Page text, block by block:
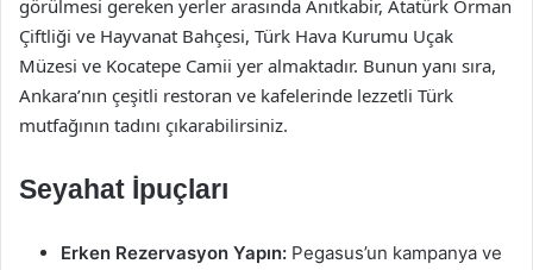
görülmesi gereken yerler arasında Anıtkabir, Atatürk Orman
Çiftliği ve Hayvanat Bahçesi, Türk Hava Kurumu Uçak
Müzesi ve Kocatepe Camii yer almaktadır. Bunun yanı sıra,
Ankara’nın çeşitli restoran ve kafelerinde lezzetli Türk
mutfağının tadını çıkarabilirsiniz.
Seyahat İpuçları
Erken Rezervasyon Yapın: Pegasus’un kampanya ve